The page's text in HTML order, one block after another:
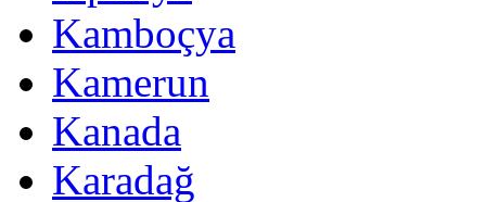
Kamboçya
Kamerun
Kanada
Karadağ